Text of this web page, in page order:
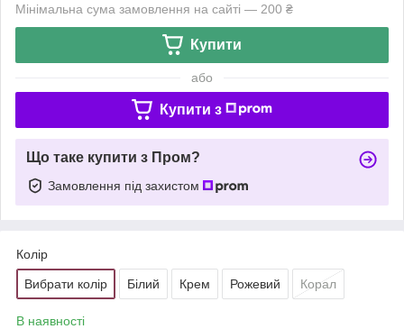
Мінімальна сума замовлення на сайті — 200 ₴
Купити
або
Купити з
Що таке купити з Пром?
Замовлення під захистом
Колір
Вибрати колір Білий Крем Рожевий Корал
В наявності